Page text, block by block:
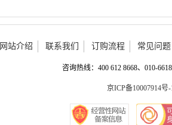
网站介绍 联系我们 订购流程 常见问题
咨询热线：400 612 8668、010-
京ICP备10007914号-